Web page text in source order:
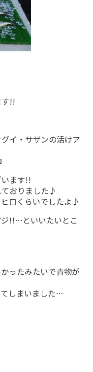
す!!
イ・サザンの活けア
ます!!
おりました♪
ロくらいでしたよ♪
ジ!!…といいたいとこ
ったみたいで青物が
しまいました…